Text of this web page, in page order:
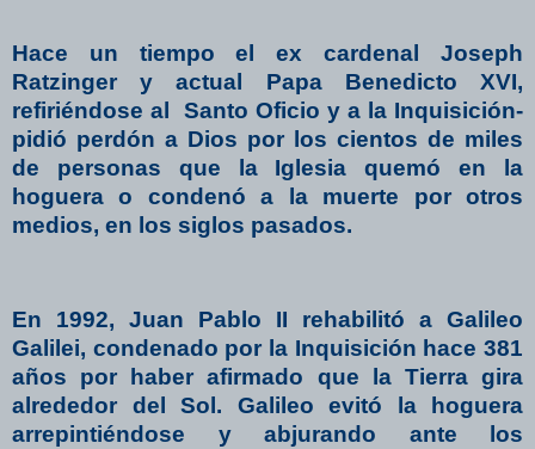
Hace un tiempo el ex cardenal Joseph
Ratzinger y actual Papa Benedicto XVI,
refiriéndose al
Santo Oficio y a la Inquisición-
pidió perdón a Dios por los cientos de miles
de personas que la Iglesia quemó en la
hoguera o condenó a la muerte por otros
medios, en los siglos pasados.
En 1992, Juan Pablo II rehabilitó a Galileo
Galilei, condenado por la Inquisición hace 381
años por haber afirmado que la Tierra gira
alrededor del Sol. Galileo evitó la hoguera
arrepintiéndose y abjurando ante los